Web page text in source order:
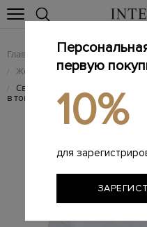
Главная Женщинам /
/ Женские футболки
/ Свободный лонгслив из
в тон
первую
10%
для